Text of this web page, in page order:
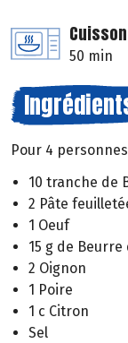
Cuisson
50 min
Pour 4 personnes
10 tranche de
2 Pâte
1 Oeuf
15 g de
2 Oignon
1 Poire
1 c Citron
Sel